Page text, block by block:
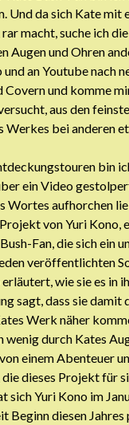
Und da sich Kate mit
macht, suche ich
Augen und Ohren
an Youtube nach
Covern und komme
aus den
Werkes bei anderen
bin
ein Video
Wortes aufhorchen
von Yuri Kono,
Fan, die sich ein
veröffentlichten
wie sie es in
sagt, dass sie damit
Werk näher
durch Kates
einem Abenteuer
dieses Projekt für
sich Yuri Kono im
Beginn diesen